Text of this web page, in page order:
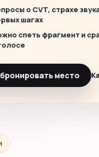
о CVT, страхе
шагах
спеть фрагмент и
место